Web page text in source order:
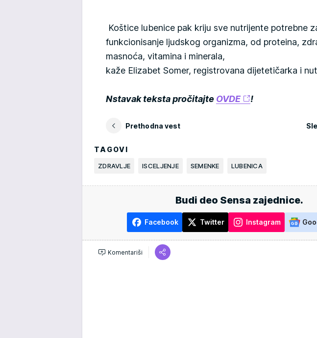
Koštice lubenice pak kriju sve nutrijente potrebne
funkcionisanje ljudskog organizma, od proteina,
masnoća, vitamina i minerala,
kaže Elizabet Somer, registrovana dijetetičarka i
Nstavak teksta pročitajte OVDE !
Prethodna vest
TAGOVI
ZDRAVLJE ISCELJENJE SEMENKE LUBENICA
Budi deo Sensa zajednice.
Facebook Twitter Instagram
Komentariši